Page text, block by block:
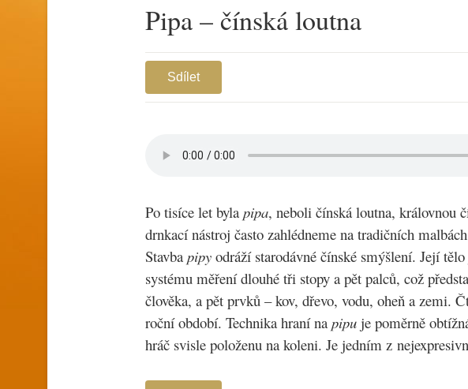
Pipa – čínská loutna
Sdílet
Po tisíce let byla pipa, neboli čínská loutna, královnou
drnkací nástroj často zahlédneme na tradičních
Stavba pipyodráží starodávné čínské smýšlení. Její
systému měření dlouhé tři stopy a pět palců, což
člověka, a pět prvků – kov, dřevo, vodu, oheň a zemi.
roční období. Technika hraní na pipuje poměrně
hráč svisle položenu na koleni. Je jedním z